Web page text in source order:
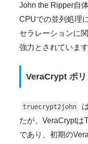
John the Ripper自
CPUでの並列処理
セラレーションに
強力とされています
VeraCrypt ボリ
truecrypt2john
たが、VeraCryptは
であり、初期の